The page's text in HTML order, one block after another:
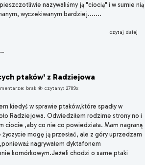
nazywaliśmy ją "ciocią" i w sumie nią
wyczekiwanym bardziej.......
czytaj dalej
ptaków' z Radziejowa
brak czytany: 2789x
kiedyś w sprawie ptaków,które spadły w
Radziejowa. Odwiedziłem rodzime strony no i
ciocie ,aby co nie co powiedziała. Mam nagraną
mogę ją przesłać, ale z góry uprzedzam
nagrywałem dyktafonem
komórkowym.Jeżeli chodzi o same ptaki